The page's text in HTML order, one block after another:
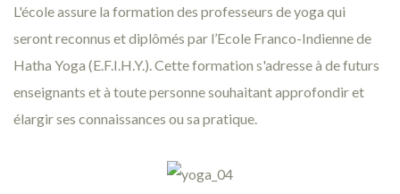
L'école assure la formation des professeurs de yoga qui
seront reconnus et diplômés par l’Ecole Franco-Indienne de
Hatha Yoga (E.F.I.H.Y.). Cette formation s'adresse à de futurs
enseignants et à toute personne souhaitant approfondir et
élargir ses connaissances ou sa pratique.